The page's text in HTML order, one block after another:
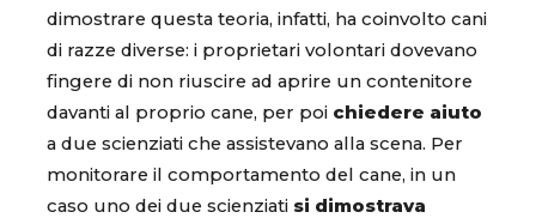
dimostrare questa teoria, infatti, ha coinvolto cani
di razze diverse: i proprietari volontari dovevano
fingere di non riuscire ad aprire un contenitore
davanti al proprio cane, per poi chiedere aiuto
a due scienziati che assistevano alla scena. Per
monitorare il comportamento del cane, in un
caso uno dei due scienziati si dimostrava